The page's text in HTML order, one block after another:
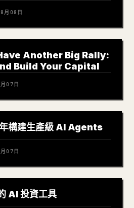
月08日
Another Big Rally:
Build Your Capital
07日
構建生產級 AI Agents
07日
AI 投資工具